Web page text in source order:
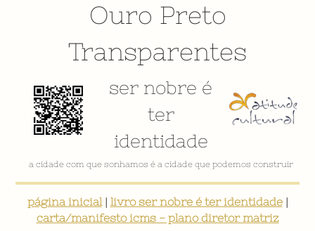
Ouro Preto
Transparentes
ser nobre é
ter
identidade
a cidade com que sonhamos é a cidade que podemos construir
página inicial| livro ser nobre é ter identidade|
carta/manifesto icms - plano diretor matriz